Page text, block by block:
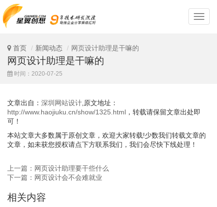
深
圳
首页 新闻动态 网页设计助理是干嘛的
网页设计助理是干嘛的
时间：2020-07-25
文章出自： 深圳网站设计 ,原文地址：
http://www.haojiuku.cn/show/1325.html ，转载请保留文章出处即
可！
本站文章大多数属于原创文章，欢迎大家转载!少数我们转载文章的
文章，如未获您授权请点下方联系我们，我们会尽快下线处理！
上一篇：网页设计助理要干些什么
下一篇：网页设计会不会难就业
相关内容